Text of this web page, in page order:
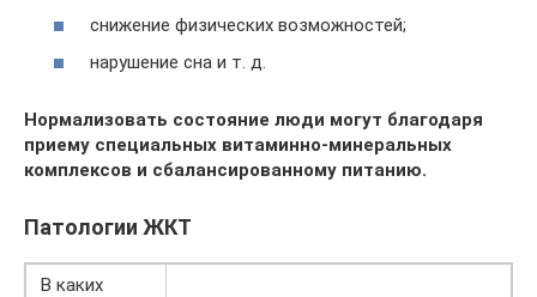
снижение физических возможностей;
нарушение сна и т. д.
Нормализовать состояние люди могут благодаря
приему специальных витаминно-минеральных
комплексов и сбалансированному питанию.
Патологии ЖКТ
В каких